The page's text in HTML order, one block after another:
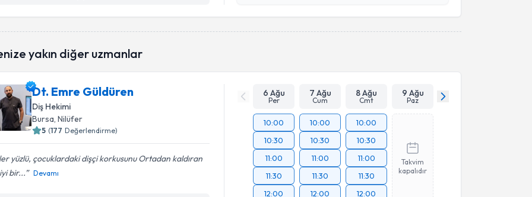
işlenmesini kabul ediyorum.
yakın diğer uzmanlar
Dt. Emre Güldüren
Diş Hekimi
Bursa, Nilüfer
5 (177 Değerlendirme)
yüzlü, çocuklardaki dişçi korkusunu Ortadan kaldıran
bir...
Devamı
6 Ağu
Per
7 Ağu
Cum
8 Ağu
Cmt
9 Ağu
Paz
10:00
10:30
11:00
11:30
12:00
10:00
10:30
11:00
11:30
12:00
10:00
10:30
11:00
11:30
12:00
Takvim
kapalıdır